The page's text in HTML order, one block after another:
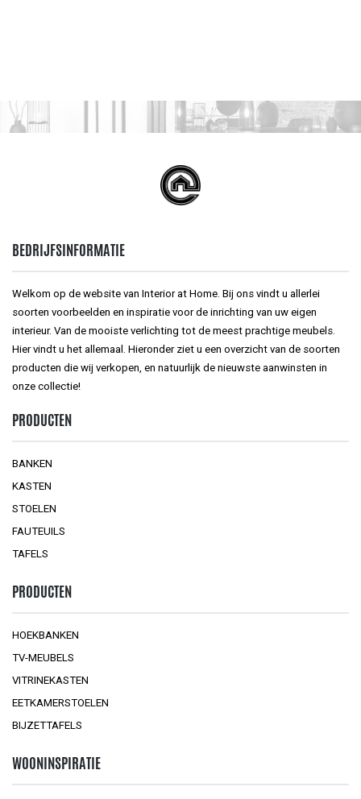
BEDRIJFSINFORMATIE
Welkom op de website van Interior at Home. Bij ons vindt u allerlei
soorten voorbeelden en inspiratie voor de inrichting van uw eigen
interieur. Van de mooiste verlichting tot de meest prachtige meubels.
Hier vindt u het allemaal. Hieronder ziet u een overzicht van de soorten
producten die wij verkopen, en natuurlijk de nieuwste aanwinsten in
onze collectie!
PRODUCTEN
BANKEN
KASTEN
STOELEN
FAUTEUILS
TAFELS
PRODUCTEN
HOEKBANKEN
TV-MEUBELS
VITRINEKASTEN
EETKAMERSTOELEN
BIJZETTAFELS
WOONINSPIRATIE